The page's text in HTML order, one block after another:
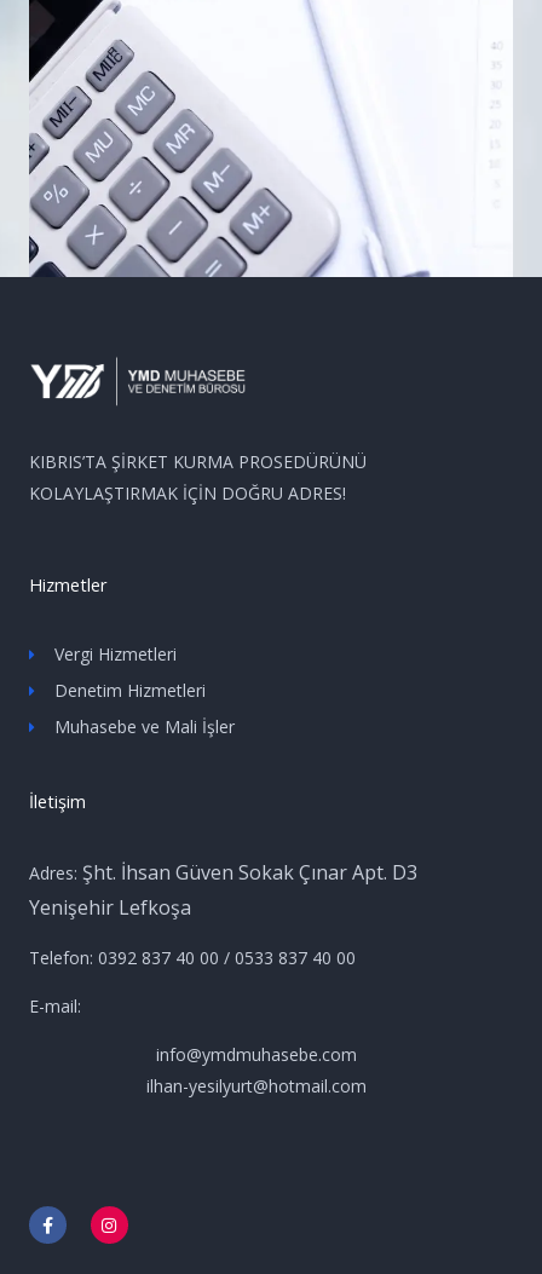
KIBRIS’TA ŞİRKET KURMA PROSEDÜRÜNÜ
KOLAYLAŞTIRMAK İÇİN DOĞRU ADRES!
Hizmetler
Vergi Hizmetleri
Denetim Hizmetleri
Muhasebe ve Mali İşler
İletişim
Adres: Şht. İhsan Güven Sokak Çınar Apt. D3
Yenişehir Lefkoşa
Telefon: 0392 837 40 00 / 0533 837 40 00
E-mail:
info@ymdmuhasebe.com
ilhan-yesilyurt@hotmail.com
F
a
c
I
n
s